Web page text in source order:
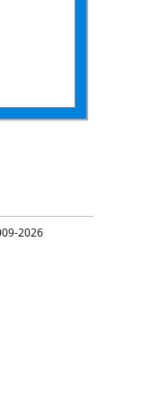
2026